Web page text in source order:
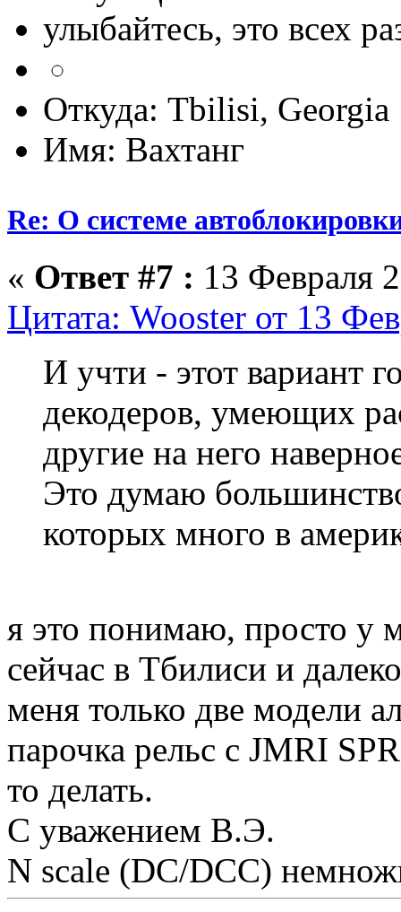
улыбайтесь, это всех
Откуда: Tbilisi, Georgia
Имя: Вахтанг
Re: О системе
« Ответ #7 : 13 Февраля
Цитата: Wooster от 13
И учти - этот вариант
декодеров, умеющих
другие на него
Это думаю
которых много в
я это понимаю, просто у
сейчас в Тбилиси и
меня только две модели
парочка рельс с JMRI
то делать.
С уважением В.Э.
N scale (DC/DCC)